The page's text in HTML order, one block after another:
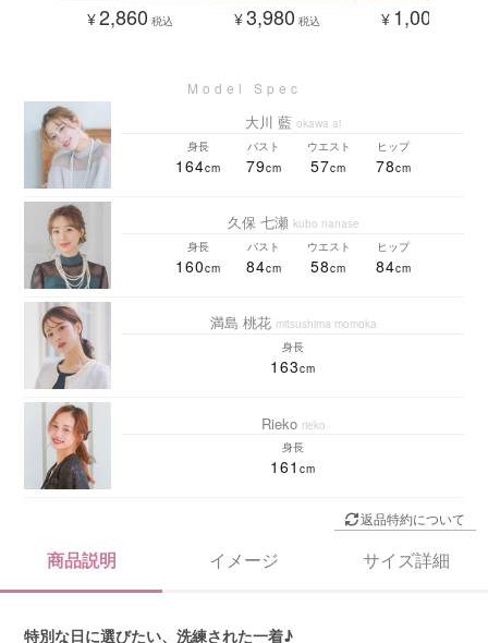
¥2,860 税込 ¥3,980 税込 ¥ 1,000
大川 藍 okawa ai
身長
164
バスト
79
ウエスト
57
ヒップ
78
久保 七瀬 kubo nanase
身長
160
バスト
84
ウエスト
58
ヒップ
84
満島 桃花 mitsushima momoka
身長
163
Rieko rieko
身長
161
返品特約について
商品説明 イメージ サイズ詳細
特別な日に選びたい、洗練された一着♪